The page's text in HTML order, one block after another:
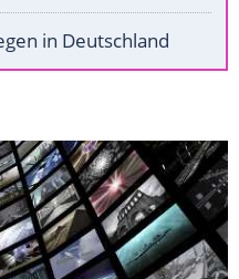
in Deutschland